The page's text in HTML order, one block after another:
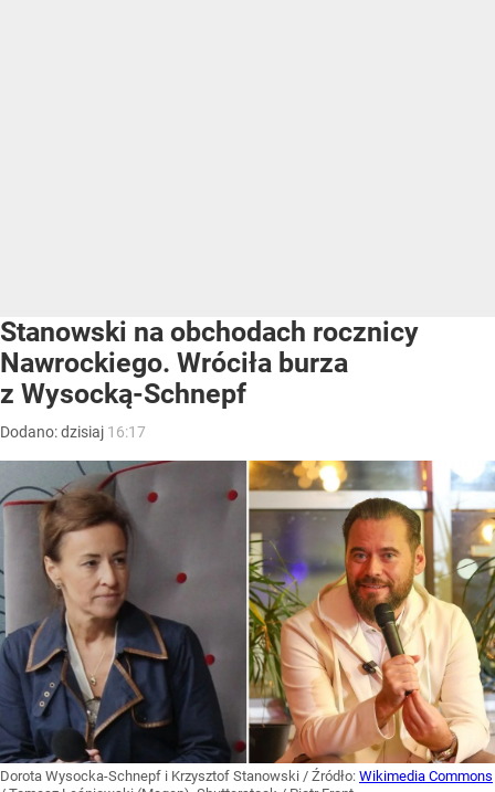
Stanowski na obchodach rocznicy
Nawrockiego. Wróciła burza
z Wysocką-Schnepf
Dodano:dzisiaj 16:17
Dorota Wysocka-Schnepf i Krzysztof Stanowski / Źródło: Wikimedia Commons